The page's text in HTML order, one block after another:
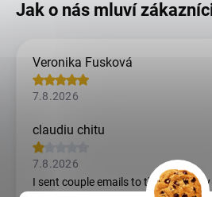
Veronika Fusková
7.8.2026
claudiu chitu
7.8.2026
I sent couple emails to this